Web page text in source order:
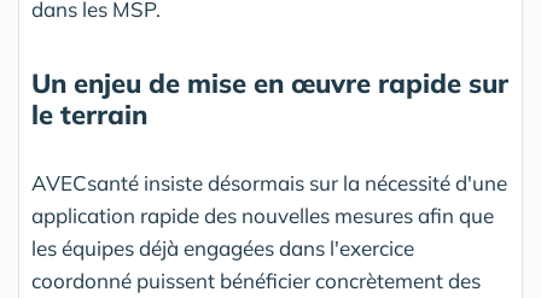
dans les MSP.
Un enjeu de mise en œuvre rapide sur
le terrain
AVECsanté insiste désormais sur la nécessité d'une
application rapide des nouvelles mesures afin que
les équipes déjà engagées dans l'exercice
coordonné puissent bénéficier concrètement des